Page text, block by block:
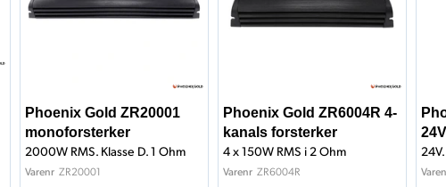
Phoenix Gold ZR20001
monoforsterker
2000W RMS. Klasse D. 1 Ohm
Varenr ZR20001
Phoenix Gold ZR6004R 4-
kanals forsterker
4 x 150W RMS i 2 Ohm
Varenr ZR6004R